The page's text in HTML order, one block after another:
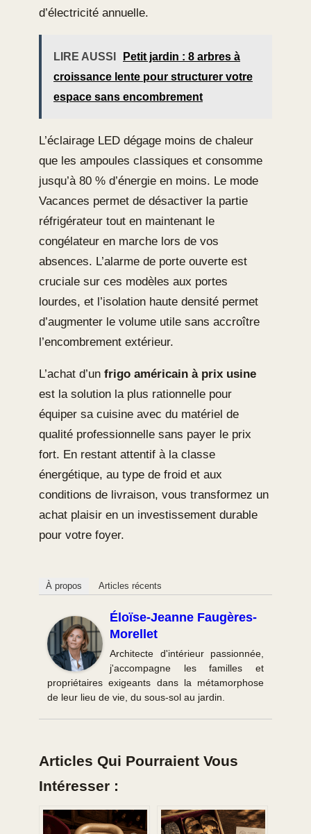
d’électricité annuelle.
LIRE AUSSI
Petit jardin : 8 arbres à
croissance lente pour structurer votre
espace sans encombrement
L’éclairage LED dégage moins de chaleur
que les ampoules classiques et consomme
jusqu’à 80 % d’énergie en moins. Le mode
Vacances permet de désactiver la partie
réfrigérateur tout en maintenant le
congélateur en marche lors de vos
absences. L’alarme de porte ouverte est
cruciale sur ces modèles aux portes
lourdes, et l’isolation haute densité permet
d’augmenter le volume utile sans accroître
l’encombrement extérieur.
L’achat d’un frigo américain à prix usine
est la solution la plus rationnelle pour
équiper sa cuisine avec du matériel de
qualité professionnelle sans payer le prix
fort. En restant attentif à la classe
énergétique, au type de froid et aux
conditions de livraison, vous transformez un
achat plaisir en un investissement durable
pour votre foyer.
À propos Articles récents
Éloïse-Jeanne Faugères-
Morellet
Architecte d'intérieur passionnée,
j'accompagne les familles et
propriétaires exigeants dans la métamorphose
de leur lieu de vie, du sous-sol au jardin.
Articles Qui Pourraient Vous
Intéresser :